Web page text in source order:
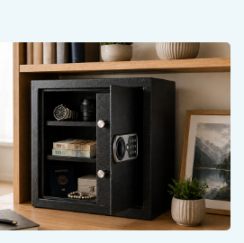
a štvorcovým štítom. Nové